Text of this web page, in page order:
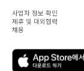
사업자 정보 확인
제휴 및 대외협력
채용